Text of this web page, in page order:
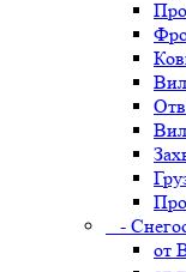
-
от